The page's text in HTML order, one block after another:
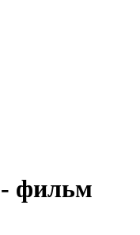
- фильм